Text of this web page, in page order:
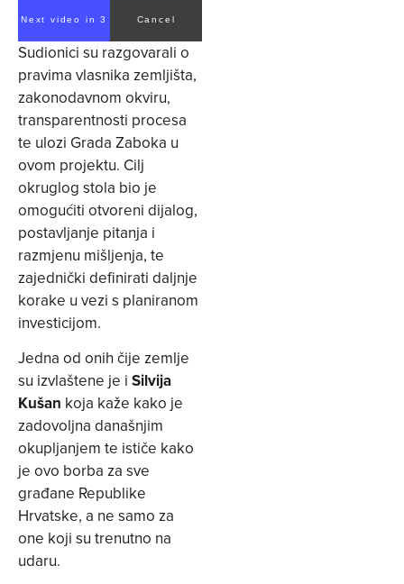
Next video in 2 Cancel
Sudionici su razgovarali o
pravima vlasnika zemljišta,
zakonodavnom okviru,
transparentnosti procesa
te ulozi Grada Zaboka u
ovom projektu. Cilj
okruglog stola bio je
omogućiti otvoreni dijalog,
postavljanje pitanja i
razmjenu mišljenja, te
zajednički definirati daljnje
korake u vezi s planiranom
investicijom.
Jedna od onih čije zemlje
su izvlaštene je i Silvija
Kušan koja kaže kako je
zadovoljna današnjim
okupljanjem te ističe kako
je ovo borba za sve
građane Republike
Hrvatske, a ne samo za
one koji su trenutno na
udaru.